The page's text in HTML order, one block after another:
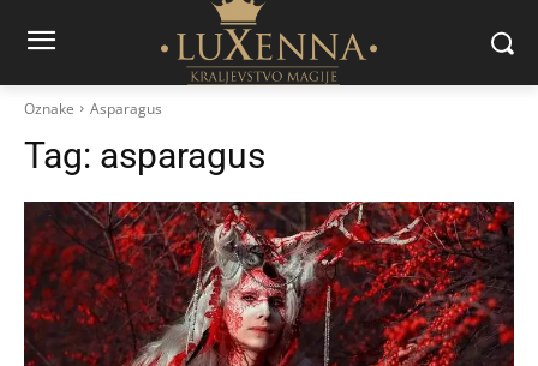
Oznake Asparagus
Tag: asparagus